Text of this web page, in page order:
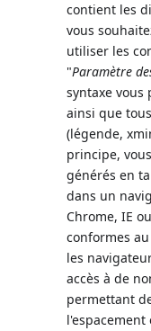
contient les
vous
utiliser les
"Paramètre
syntaxe
ainsi que
(légende,
principe,
générés en
dans un
Chrome, IE
conformes
les
accès à de
permettant